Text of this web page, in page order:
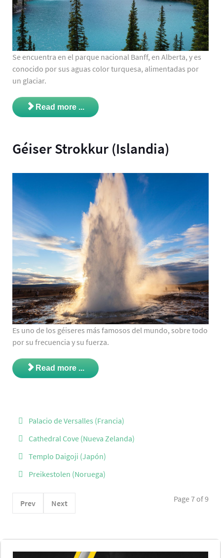
Se encuentra en el parque nacional Banff, en Alberta, y es
conocido por sus aguas color turquesa, alimentadas por
un glaciar.
Read more ...
Géiser Strokkur (Islandia)
Es uno de los géiseres más famosos del mundo, sobre todo
por su frecuencia y su fuerza.
Read more ...
Palacio de Versalles (Francia)
Cathedral Cove (Nueva Zelanda)
Templo Daigoji (Japón)
Preikestolen (Noruega)
Page 7 of 9
Prev Next